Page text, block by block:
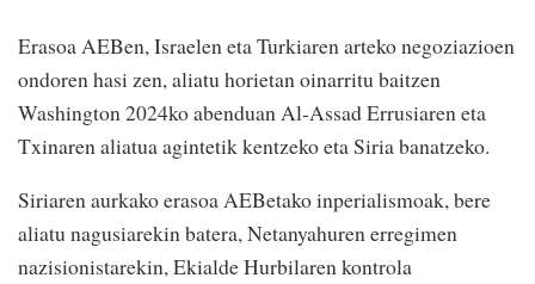
Erasoa AEBen, Israelen eta Turkiaren arteko negoziazioen
ondoren hasi zen, aliatu horietan oinarritu baitzen
Washington 2024ko abenduan Al-Assad Errusiaren eta
Txinaren aliatua agintetik kentzeko eta Siria banatzeko.
Siriaren aurkako erasoa AEBetako inperialismoak, bere
aliatu nagusiarekin batera, Netanyahuren erregimen
nazisionistarekin, Ekialde Hurbilaren kontrola